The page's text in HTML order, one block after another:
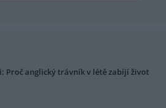
Proč anglický trávník v létě zabíjí život